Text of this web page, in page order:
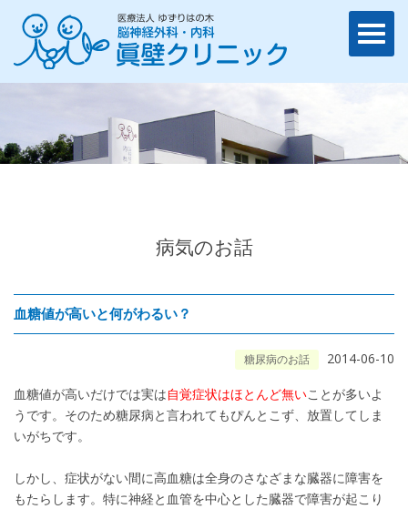
病気のお話
血糖値が高いと何がわるい？
糖尿病のお話 2014-06-10
血糖値が高いだけでは実は自覚症状はほとんど無いことが多いよ
うです。そのため糖尿病と言われてもぴんとこず、放置してしま
いがちです。
しかし、症状がない間に高血糖は全身のさなざまな臓器に障害を
もたらします。特に神経と血管を中心とした臓器で障害が起こり